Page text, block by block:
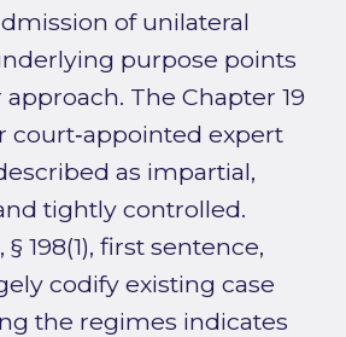
of unilateral
purpose points
The Chapter 19
court‑appointed expert
as impartial,
tightly controlled.
198(1), first sentence,
codify existing case
the regimes indicates